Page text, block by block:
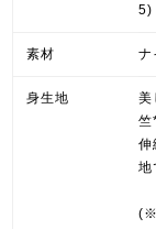
5)
素材 ナ
身生地
美
竺
伸
地
(※